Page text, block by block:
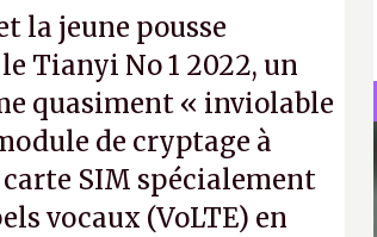
la jeune pousse
Tianyi No 1 2022, un
quasiment « inviolable
de cryptage à
SIM spécialement
vocaux (VoLTE) en